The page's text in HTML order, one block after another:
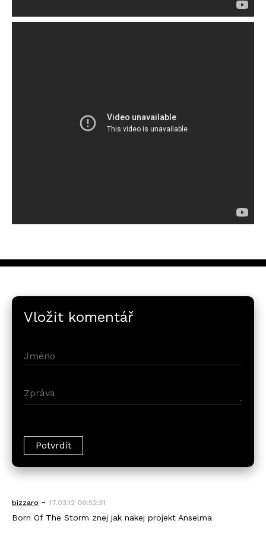
Vložit komentář
bizzaro - 17.03.12 00:52:31
Born Of The Storm znej jak nakej projekt Anselma